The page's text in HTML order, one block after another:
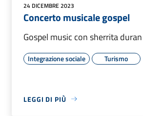
24 DICEMBRE 2023
Concerto musicale gospel
Gospel music con sherrita duran
Integrazione sociale Turismo
LEGGI DI PIÙ